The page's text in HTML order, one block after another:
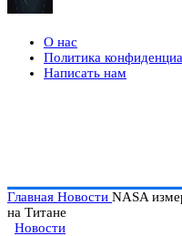
О нас
Политика
Написать нам
Главная Новости NASA
на Титане
Новости